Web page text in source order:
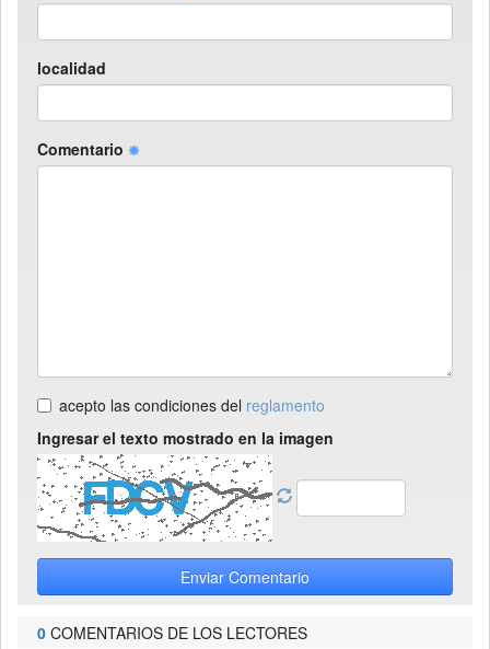
localidad
Comentario
acepto las condiciones del reglamento
Ingresar el texto mostrado en la imagen
Enviar Comentario
0 COMENTARIOS DE LOS LECTORES